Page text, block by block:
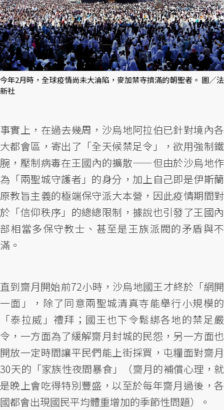
今年2月時，全球疫情尚未大淪陷，麥加禁寺擠滿的朝聖者。 圖／法
新社
事實上，在過去幾周，沙烏地阿拉伯已針對境內各
大都會區，寄出了「全天候禁足令」，欲用強制鐵
腕，壓制病毒在王國內的擴散——但由於沙烏地作
為「兩聖城守護者」的身分，加上自己即是伊斯蘭
原教旨主義的極端保守派大本營，因此疫情期間對
於「信仰秩序」的總總限制，據說也引發了王國內
部相當多保守教士、甚至是王族派閥的矛盾與不
滿。
直到齋月開始前72小時，沙烏地國王才終於「網開
一面」，除了同意兩聖城清真寺能舉行小規模的
「泰拉威」禮拜；國王也下令鬆綁各地的禁足嚴
令，一方面為了緩解齋月封城的民怨，另一方面也
開放一定時間讓平民們能上街採買，屯糧面對齋月
30天的「家族性夜間暴食」（齋月的補償心理，就
是晚上會吃得特別豐盛，以至於每年齋月過後，各
國都會出現國民平均體重增加的季節性問題）。